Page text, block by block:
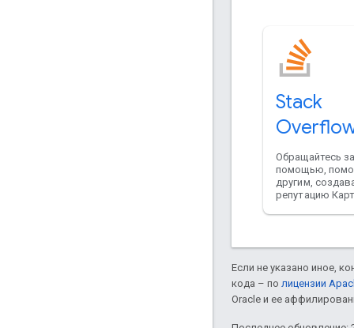
Stack
Обращайтесь за
помощью,
другим,
репутацию
Если не указано иное,
кода – по лицензии
Oracle и ее